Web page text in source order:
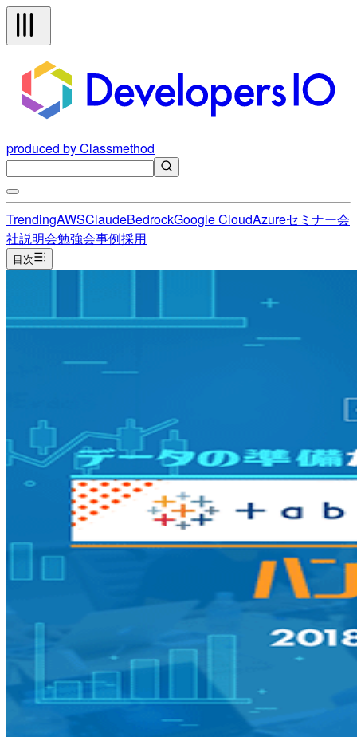
produced by Classmethod
TrendingAWSClaudeBedrockGoogle CloudAzureセミナー会
社説明会勉強会事例採用
目次